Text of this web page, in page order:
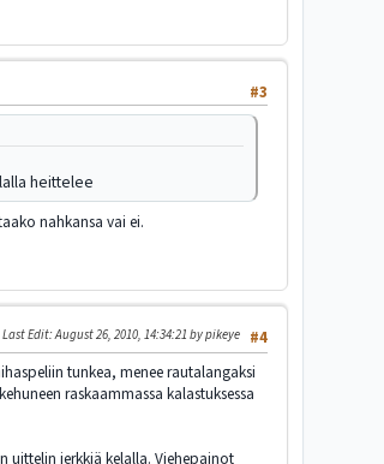
#3
heittelee
nahkansa vai ei.
#4
Last Edit: August 26, 2010, 14:34:21 by pikeye
tunkea, menee rautalangaksi
raskaammassa kalastuksessa
uittelin jerkkiä kelalla. Viehepainot